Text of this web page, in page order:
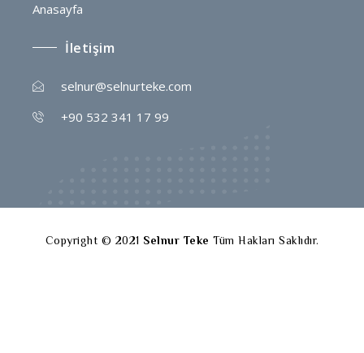
Anasayfa
İletişim
selnur@selnurteke.com
+90 532 341 17 99
Copyright © 2021 Selnur Teke Tüm Hakları Saklıdır.